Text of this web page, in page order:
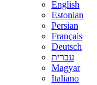
English
Estonian
Persian
Français
Deutsch
עברית
Magyar
Italiano